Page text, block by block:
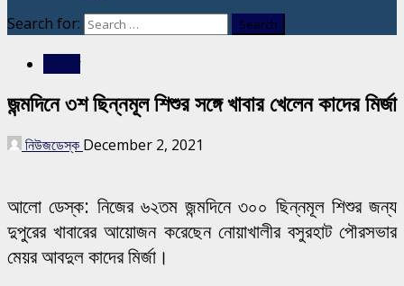
Search for:
জন্মদিনে ৩শ ছিন্নমূল শিশুর সঙ্গে খাবার খেলেন কাদের মির্জা
নিউজডেস্ক December 2, 2021
আলো ডেস্ক: নিজের ৬২তম জন্মদিনে ৩০০ ছিন্নমূল শিশুর জন্য
দুপুরের খাবারের আয়োজন করেছেন নোয়াখালীর বসুরহাট পৌরসভার
মেয়র আবদুল কাদের মির্জা।